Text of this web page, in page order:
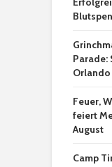
Parade:
Orlando
Feuer,
feiert
August
Camp